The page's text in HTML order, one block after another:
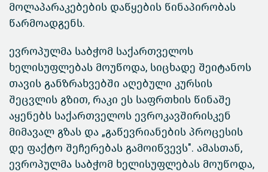
მოლაპარაკებების დაწყების წინაპირობას
წარმოადგენს.
ევროპულმა საბჭომ საქართველოს
ხელისუფლებას მოუწოდა, სიცხადე შეიტანოს
თავის განზრახვებში აღებული კურსის
შეცვლის გზით, რაკი ეს საფრთხის წინაშე
აყენებს საქართველოს ევროკავშირისკენ
მიმავალ გზას და „გაწევრიანების პროცესის
დე ფაქტო შეჩერებას გამოიწვევს". ამასთან,
ევროპულმა საბჭომ ხელისუფლებას მოუწოდა,